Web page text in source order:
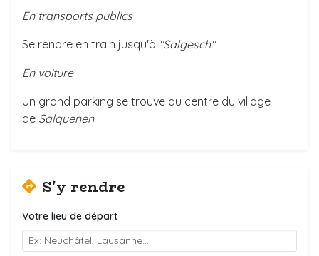
En transports publics
Se rendre en train jusqu'à "Salgesch".
En voiture
Un grand parking se trouve au centre du village
de Salquenen.
S'y rendre
Votre lieu de départ